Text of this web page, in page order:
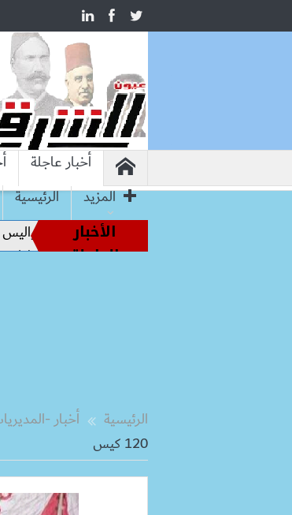
أخبار عاجلة
المزيد
الرئيسية
الأخبار
العاجلة
الملاعب إلى قيادة الفراعنة.. كواليس
محمد صلاح يرتدي الرقم 10 مع طرابزون سبور ويبعث أول رسالة للجماهير
الرئيسية أخبار -
120 كيس